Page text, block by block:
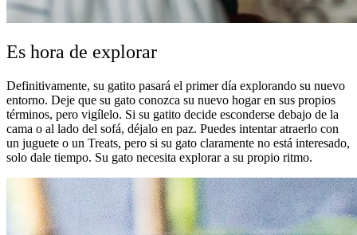
Es hora de explorar
Definitivamente, su gatito pasará el primer día explorando su nuevo
entorno. Deje que su gato conozca su nuevo hogar en sus propios
términos, pero vigílelo. Si su gatito decide esconderse debajo de la
cama o al lado del sofá, déjalo en paz. Puedes intentar atraerlo con
un juguete o un Treats, pero si su gato claramente no está interesado,
solo dale tiempo. Su gato necesita explorar a su propio ritmo.